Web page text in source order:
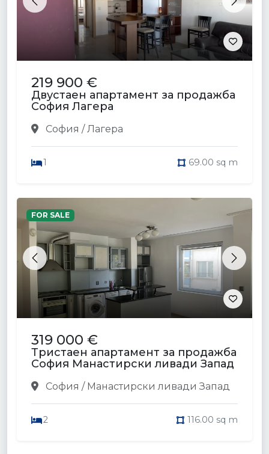
Previous Next
219 900 €
Двустаен апартамент за продажба
София Лагера
София / Лагера
1 69.00 sq m
Previous Next
FOR SALE
319 000 €
Тристаен апартамент за продажба
София Манастирски ливади Запад
София / Манастирски ливади Запад
2 116.00 sq m